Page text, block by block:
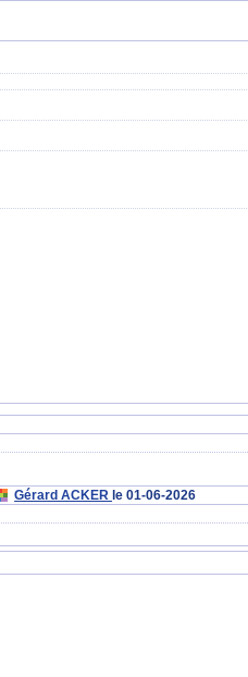
Gérard ACKER le 01-06-2026